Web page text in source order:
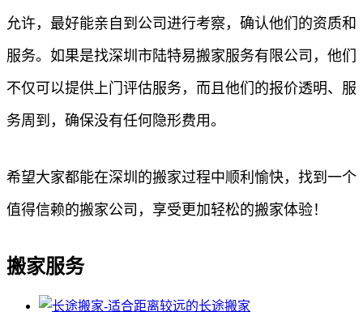
允许，最好能亲自到公司进行考察，确认他们的资质和
服务。如果是找深圳市陆特易搬家服务有限公司，他们
不仅可以提供上门评估服务，而且他们的报价透明、服
务周到，确保没有任何隐形费用。
希望大家都能在深圳的搬家过程中顺利愉快，找到一个
值得信赖的搬家公司，享受更加轻松的搬家体验！
搬家服务